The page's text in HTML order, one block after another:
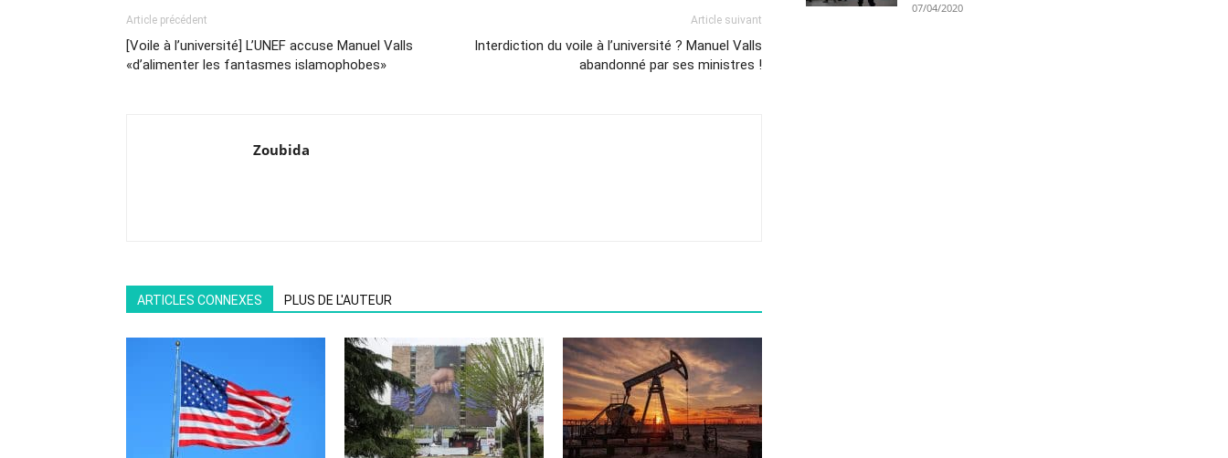
Article précédent
[Voile à l’université] L’UNEF accuse Manuel Valls
«d’alimenter les fantasmes islamophobes»
Article suivant
Interdiction du voile à l’université ? Manuel Valls
abandonné par ses ministres !
Zoubida
ARTICLES CONNEXES PLUS DE L'AUTEUR
07/04/2020